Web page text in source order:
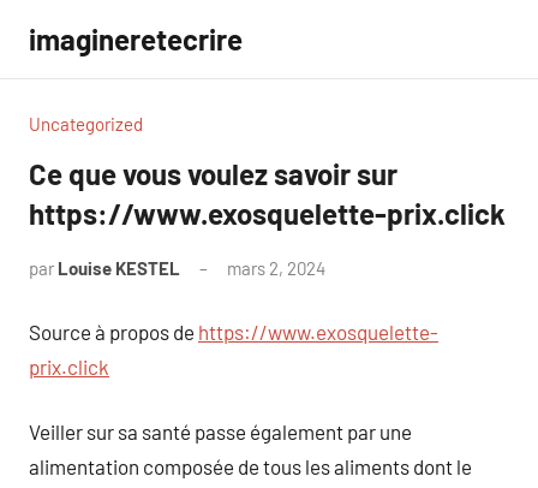
contenu
imagineretecrire
Uncategorized
Ce que vous voulez savoir sur
https://www.exosquelette-prix.click
par Louise KESTEL mars 2, 2024
Source à propos de https://www.exosquelette-
prix.click
Veiller sur sa santé passe également par une
alimentation composée de tous les aliments dont le